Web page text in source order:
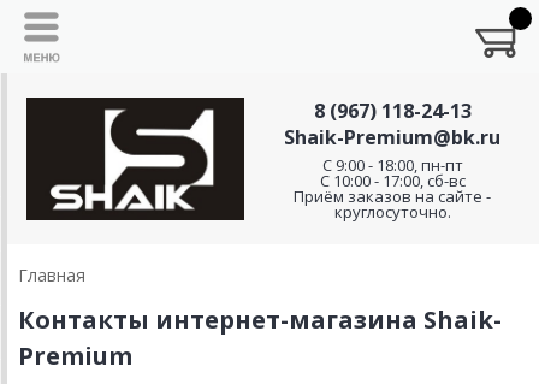
8 (967) 118-24-13
Shaik-Premium@bk.ru
C 9:00 - 18:00, пн-пт
С 10:00 - 17:00, сб-вс
Приём заказов на сайте -
круглосуточно.
Главная
Контакты интернет-магазина Shaik-
Premium